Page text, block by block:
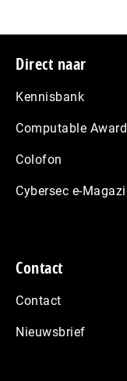
Footer
Direct naar
Kennisbank
Computable
Colofon
Cybersec e-
Contact
Contact
Nieuwsbrief